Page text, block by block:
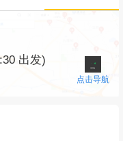
出发)
点击导航